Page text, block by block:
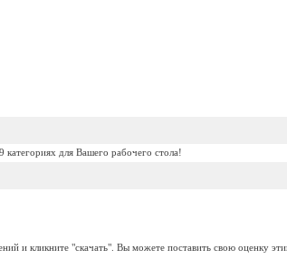
категориях для Вашего рабочего стола!
и кликните "скачать". Вы можете поставить свою оценку